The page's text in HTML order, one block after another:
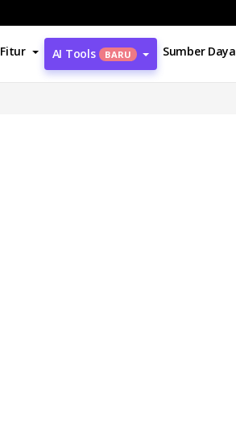
Fitur AI Tools BARU Sumber Daya